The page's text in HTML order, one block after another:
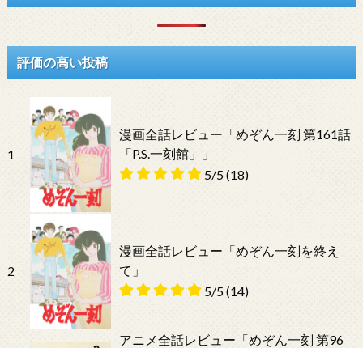
評価の高い投稿
1
漫画全話レビュー「めぞん一刻 第161話
「P.S.一刻館」」
5/5(18)
2
漫画全話レビュー「めぞん一刻を終え
て」
5/5(14)
アニメ全話レビュー「めぞん一刻 第96